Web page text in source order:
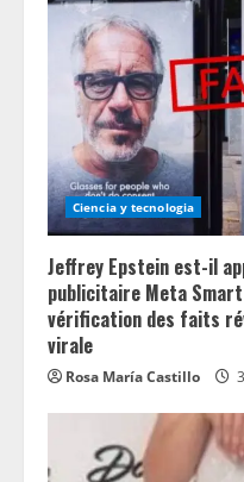
Ciencia y tecnologia
Jeffrey Epstein est-il
publicitaire Meta Smart
vérification des faits
virale
Rosa María Castillo